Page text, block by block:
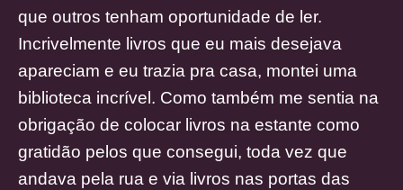
que outros tenham oportunidade de ler.
Incrivelmente livros que eu mais desejava
apareciam e eu trazia pra casa, montei uma
biblioteca incrível. Como também me sentia na
obrigação de colocar livros na estante como
gratidão pelos que consegui, toda vez que
andava pela rua e via livros nas portas das